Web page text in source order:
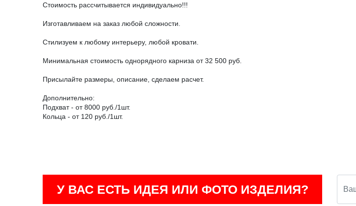
Стоимость рассчитывается индивидуально!!!
Изготавливаем на заказ любой сложности.
Стилизуем к любому интерьеру, любой кровати.
Минимальная стоимость однорядного карниза от 32 500 руб.
Присылайте размеры, описание, сделаем расчет.
Дополнительно:
Подхват - от 8000 руб./1шт.
Кольца - от 120 руб./1шт.
У ВАС ЕСТЬ ИДЕЯ ИЛИ ФОТО ИЗДЕЛИЯ?